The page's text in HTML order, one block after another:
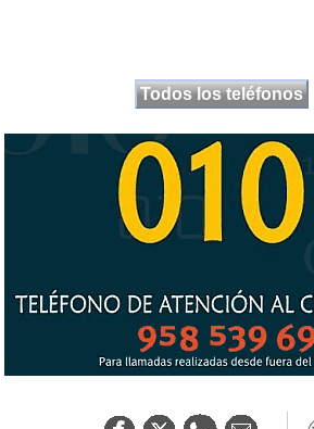
Todos los teléfonos